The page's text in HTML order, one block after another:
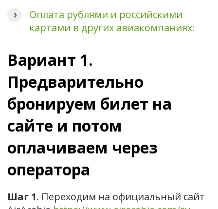
Оплата рублями и российскими
картами в других авиакомпаниях:
Вариант 1.
Предварительно
бронируем билет на
сайте и потом
оплачиваем через
оператора
Шаг 1. Переходим на официальный сайт